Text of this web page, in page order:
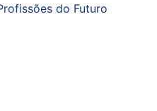
do Futuro